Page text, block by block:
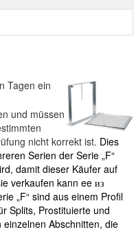
Tagen ein
und müssen
nicht korrekt ist. Dies
Serien der Serie „F“
damit dieser Käufer auf
verkaufen kann ee из
„F“ sind aus einem Profil
Splits, Prostituierte und
Abschnitten, die